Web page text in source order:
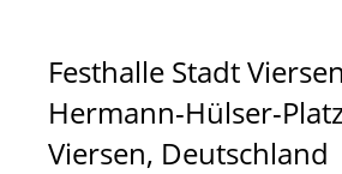
Festhalle Stadt
Hermann-Hülser-
Viersen, Deutschland